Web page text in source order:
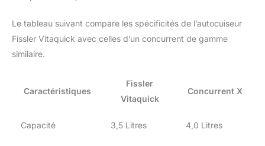
Le tableau suivant compare les spécificités de l’autocuiseur
Fissler Vitaquick avec celles d’un concurrent de gamme
similaire.
Caractéristiques
Fissler
Vitaquick
Concurrent X
Capacité 3,5 Litres 4,0 Litres